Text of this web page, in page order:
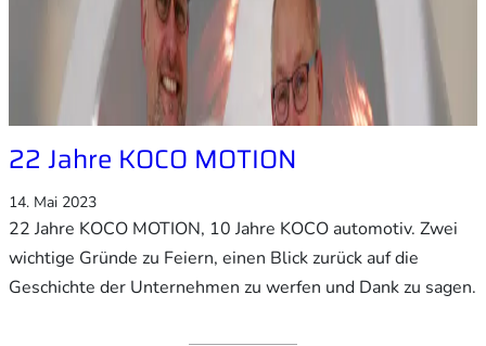
22 Jahre KOCO MOTION
14. Mai 2023
22 Jahre KOCO MOTION, 10 Jahre KOCO automotiv. Zwei
wichtige Gründe zu Feiern, einen Blick zurück auf die
Geschichte der Unternehmen zu werfen und Dank zu sagen.